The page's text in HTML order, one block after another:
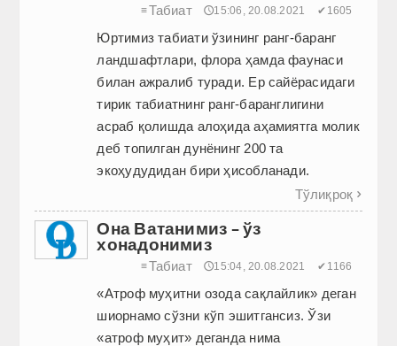
≡Табиат 🕔15:06, 20.08.2021 ✔1605
Юртимиз табиати ўзининг ранг-баранг
ландшафтлари, флора ҳамда фаунаси
билан ажралиб туради. Ер сайёрасидаги
тирик табиатнинг ранг-баранглигини
асраб қолишда алоҳида аҳамиятга молик
деб топилган дунёнинг 200 та
экоҳудудидан бири ҳисобланади.
Тўлиқроқ 
Она Ватанимиз – ўз
хонадонимиз
≡Табиат 🕔15:04, 20.08.2021 ✔1166
«Атроф муҳитни озода сақлайлик» деган
шиорнамо сўзни кўп эшитгансиз. Ўзи
«атроф муҳит» деганда нима